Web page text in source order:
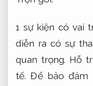
1 sự kiện có vai
diễn ra có sự
quan trọng. Hỗ
tế. Để bảo đảm